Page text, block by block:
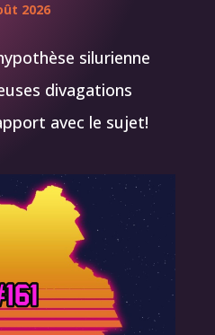
2026
silurienne
divagations
avec le sujet!